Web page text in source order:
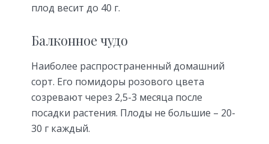
плод весит до 40 г.
Балконное чудо
Наиболее распространенный домашний
сорт. Его помидоры розового цвета
созревают через 2,5-3 месяца после
посадки растения. Плоды не большие – 20-
30 г каждый.